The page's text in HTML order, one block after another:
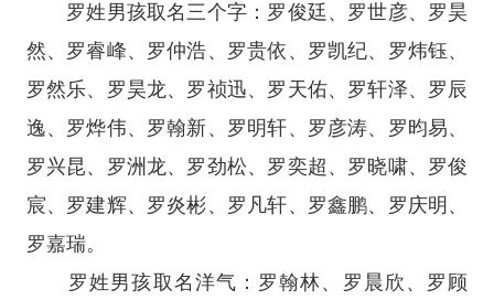
罗姓男孩取名三个字：罗俊廷、罗世彦、罗昊
然、罗睿峰、罗仲浩、罗贵依、罗凯纪、罗炜钰、
罗然乐、罗昊龙、罗祯迅、罗天佑、罗轩泽、罗辰
逸、罗烨伟、罗翰新、罗明轩、罗彦涛、罗昀易、
罗兴昆、罗洲龙、罗劲松、罗奕超、罗晓啸、罗俊
宸、罗建辉、罗炎彬、罗凡轩、罗鑫鹏、罗庆明、
罗嘉瑞。
罗姓男孩取名洋气：罗翰林、罗晨欣、罗顾